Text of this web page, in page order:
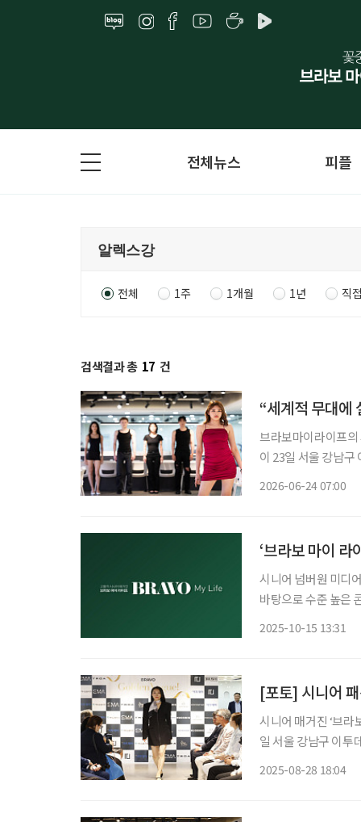
전체뉴스 피플
전체 1주 1개월 1년 직
검색결과 총 17 건
“세계적 무대에
브라보마이라이프의
이 23일 서울 강남구 이투데이
2026-06-24 07:00
‘브라보 마이 라
시니어 넘버원 미디
바탕으로 수준 높은
2025-10-15 13:31
[포토] 시니어
시니어 매거진 ‘브라
일 서울 강남구 이투
2025-08-28 18:04